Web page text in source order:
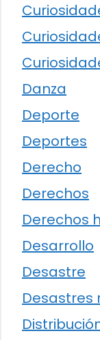
Danza
Deporte
Deportes
Derecho
Derechos
Derechos
Desarrollo
Desastre
Desastres